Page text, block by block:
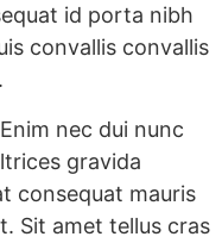
id porta nibh
convallis convallis
nec dui nunc
gravida
consequat mauris
Sit amet tellus cras